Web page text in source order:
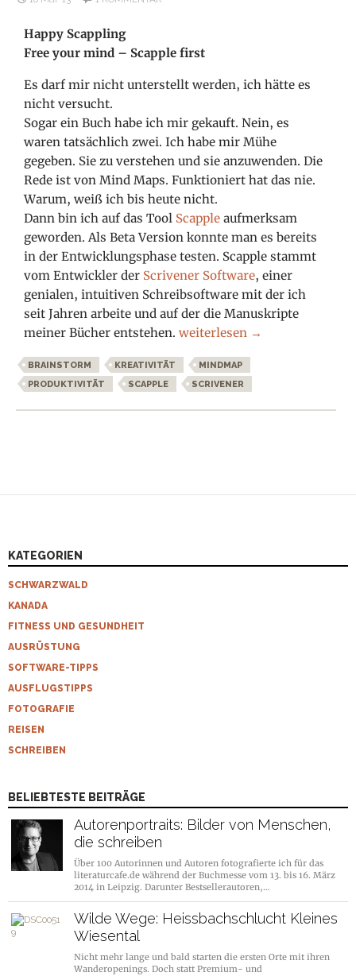
Happy Scappling
Free your mind – Scapple first
Es darf mir nicht unterstellt werden, ich hätte es
nicht versucht.
Sogar ein Buch habe ich mir gekauft. Nein, es
waren tatsächlich zwei. Ich habe mir Mühe
gegeben. Sie zu verstehen und sie anzuwenden. Die
Rede ist von Mind Maps. Funktioniert hat das nie.
Warum, weiß ich bis heute nicht.
Dann bin ich auf das Tool Scappleaufmerksam
geworden. Als Beta Version konnte man es bereits
in der Entwicklungsphase testen. Scapple stammt
vom Entwickler der Scrivener Software, einer
genialen, intuitiven Schreibsoftware mit der ich
seit Jahren arbeite und auf der die Manuskripte
meiner Bücher entstehen.Free your mind – Scapple
weiterlesen →
BRAINSTORM KREATIVITÄT
MINDMAP
PRODUKTIVITÄT
SCAPPLE SCRIVENER
KATEGORIEN
SCHWARZWALD
KANADA
FITNESS UND GESUNDHEIT
AUSRÜSTUNG
SOFTWARE-TIPPS
AUSFLUGSTIPPS
FOTOGRAFIE
REISEN
SCHREIBEN
BELIEBTESTE BEITRÄGE
Autorenportraits: Bilder von Menschen,
die schreiben
Über 100 Autorinnen und Autoren fotografierte ich für das
literaturcafe.de während der Buchmesse vom 13. bis 16. März
2014 in Leipzig. Darunter Bestsellerautoren,…
Wilde Wege: Heissbachschlucht Kleines
Wiesental
Nicht mehr lange und bald starten die ersten Orte mit ihren
Wanderopenings. Doch statt Premium- und